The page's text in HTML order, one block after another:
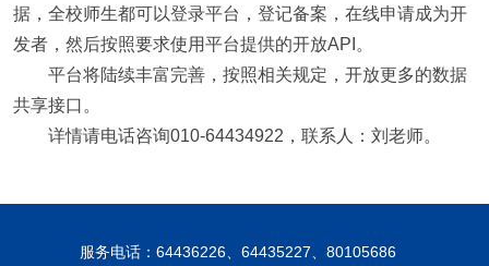
据，全校师生都可以登录平台，登记备案，在线申请成为开
发者，然后按照要求使用平台提供的开放API 。
平台将陆续丰富完善，按照相关规定，开放更多的数据
共享接口。
详情请电话咨询010-64434922，联系人：刘老师。
服务电话：64436226、64435227、80105686